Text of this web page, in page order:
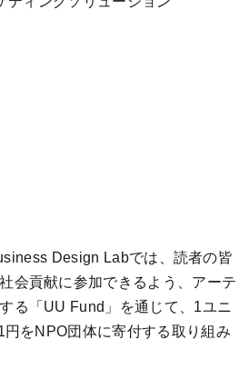
Design Labでは、読者の皆
会貢献に参加できるよう、アーテ
る「 UU Fund 」を通じて、1ユニ
をNPO団体に寄付する取り組み